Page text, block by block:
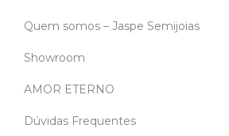
Quem somos – Jaspe Semijoias
Showroom
AMOR ETERNO
Dúvidas Frequentes